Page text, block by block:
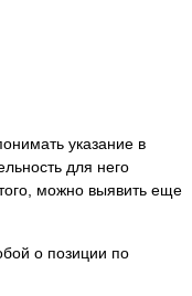
указание в
для него
можно выявить еще
о позиции по